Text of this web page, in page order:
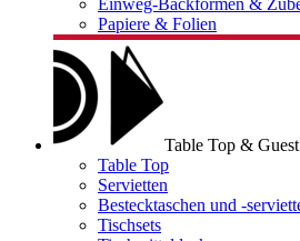
Einweg-Backformen &
Papiere & Folien
Table Top &
Table Top
Servietten
Bestecktaschen und -
Tischsets